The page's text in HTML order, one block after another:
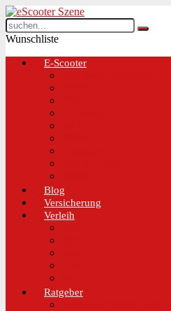
Wunschliste
E-Scooter
Blog
Versicherung
Verleih
Ratgeber